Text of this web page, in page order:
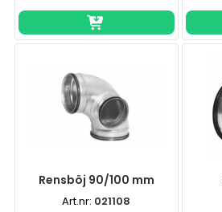
Rensböj 90/100 mm
Art.nr: 021108